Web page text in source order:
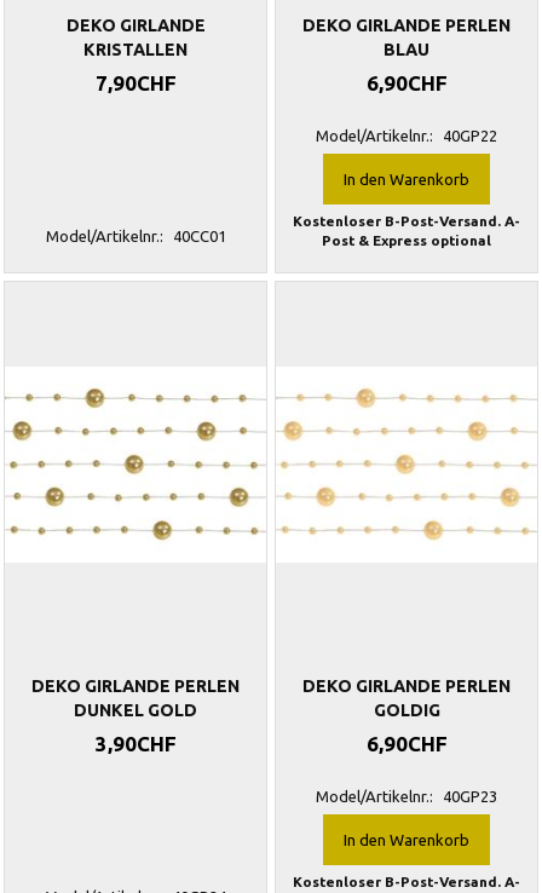
DEKO GIRLANDE
KRISTALLEN
7,90CHF
Model/Artikelnr.: 40CC01
DEKO GIRLANDE PERLEN
BLAU
6,90CHF
Model/Artikelnr.: 40GP22
In den Warenkorb
Kostenloser B-Post-Versand. A-
Post & Express optional
DEKO GIRLANDE PERLEN
DUNKEL GOLD
3,90CHF
DEKO GIRLANDE PERLEN
GOLDIG
6,90CHF
Model/Artikelnr.: 40GP23
In den Warenkorb
Kostenloser B-Post-Versand. A-